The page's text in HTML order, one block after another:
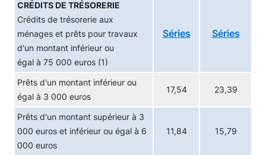
CRÉDITS DE TRÉSORERIE
Crédits de trésorerie aux
ménages et prêts pour travaux
d'un montant inférieur ou
égal à 75 000 euros (1)
Séries Séries
Prêts d'un montant inférieur ou
égal à 3 000 euros
17,54 23,39
Prêts d'un montant supérieur à 3
000 euros et inférieur ou égal à 6
000 euros
11,84 15,79